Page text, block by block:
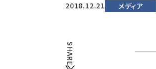
2018.12.21 メディア
SHARE